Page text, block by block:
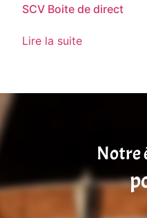
SCV Boite de direct
Lire la suite
Notre